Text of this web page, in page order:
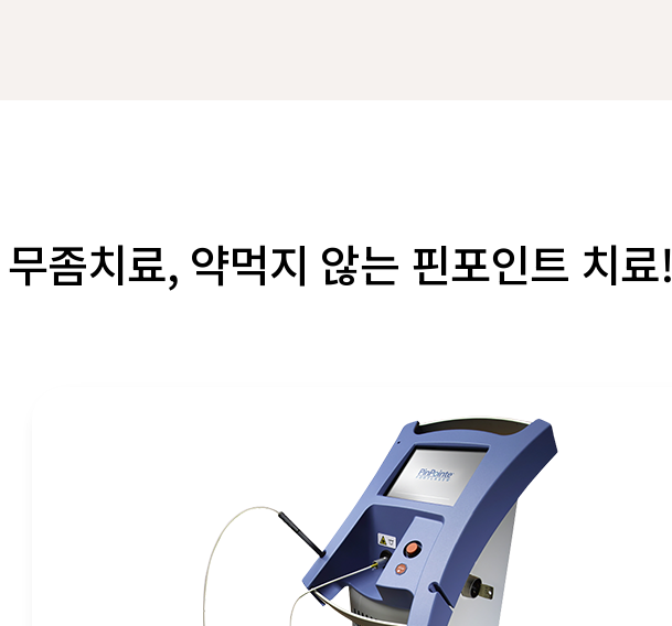
무좀치료, 약먹지 않는 핀포인트 치료!